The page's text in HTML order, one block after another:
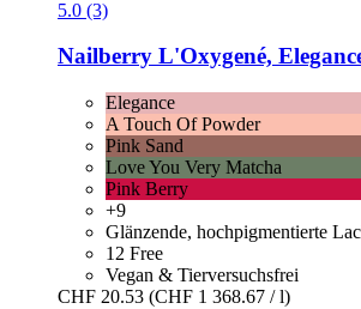
5.0 (3)
Nailberry L'Oxygené,
Elegance
A Touch Of Powder
Pink Sand
Love You Very Matcha
Pink Berry
+9
Glänzende, hochpigmentierte
12 Free
Vegan & Tierversuchsfrei
CHF 20.53 (CHF 1 368.67 / l)